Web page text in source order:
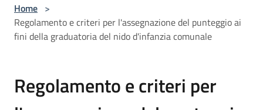
Home >
Regolamento e criteri per l'assegnazione del punteggio ai
fini della graduatoria del nido d'infanzia comunale
Regolamento e criteri per